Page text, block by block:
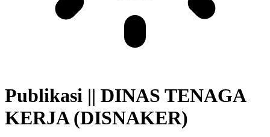
Publikasi || DINAS TENAGA
KERJA (DISNAKER)